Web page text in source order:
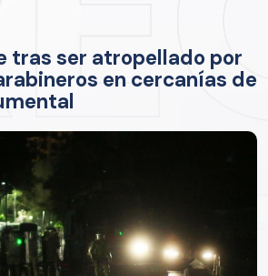
tras ser atropellado por
en cercanías de